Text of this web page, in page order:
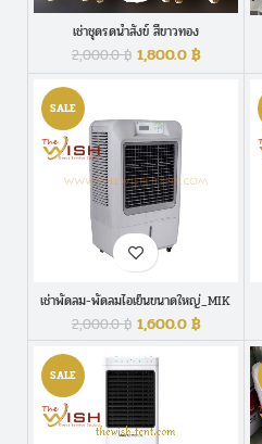
เช่าชุดรดน้ำสังข์ สีขาวทอง
2,000.0฿ 1,800.0฿
SALE
เช่าพัดลม-พัดลมไอเย็นขนาดใหญ่_MIK
70ex
2,000.0฿ 1,600.0฿
SALE